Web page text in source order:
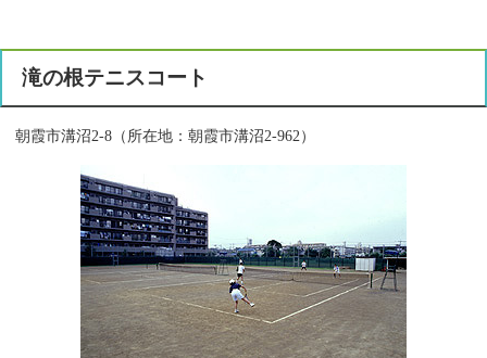
滝の根テニスコート
朝霞市溝沼2-8（所在地：朝霞市溝沼2‐962）